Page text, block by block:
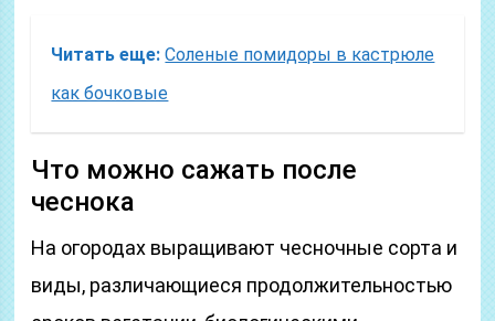
Читать еще: Соленые помидоры в кастрюле
как бочковые
Что можно сажать после
чеснока
На огородах выращивают чесночные сорта и
виды, различающиеся продолжительностью